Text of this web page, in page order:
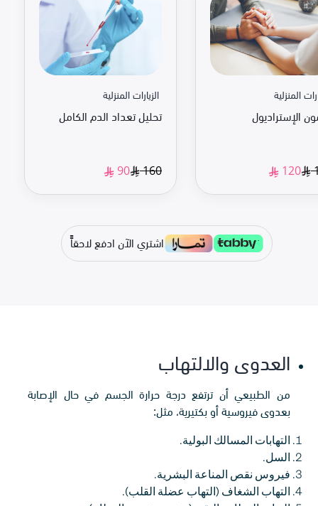
الزيارات المنزلية
تحليل تعداد الدم الكامل
160
90
المنزلية
الإستراديول
120
اشتري الآن ادفع لاحقاًً
العدوى والالتهاب
من الطبيعي أن ترتفع درجة حرارة الجسم في حال الإصابة
بعدوى فيروسية أو بكتيرية، مثل:
التهابات المسالك البولية.
السل.
فيروس نقص المناعة البشرية.
التهاب الشغاف (التهاب عضلة القلب).